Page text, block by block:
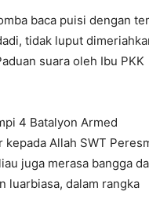
baca puisi dengan
tidak luput
suara oleh Ibu PKK
4 Batalyon Armed
Allah SWT
juga merasa bangga
luarbiasa, dalam rangka